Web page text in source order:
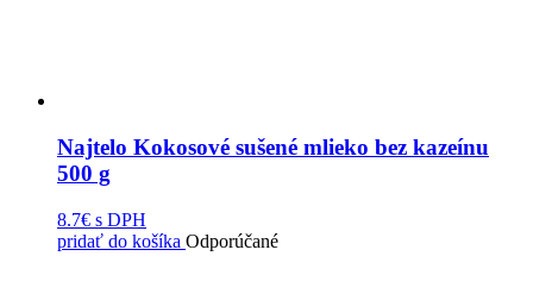
Najtelo Kokosové sušené mlieko bez kazeínu
500 g
8.7€ s DPH
pridať do košíka Odporúčané